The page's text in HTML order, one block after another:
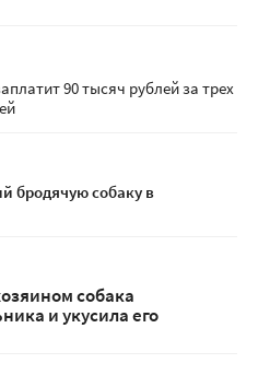
90 тысяч рублей за трех
бродячую собаку в
собака
и укусила его